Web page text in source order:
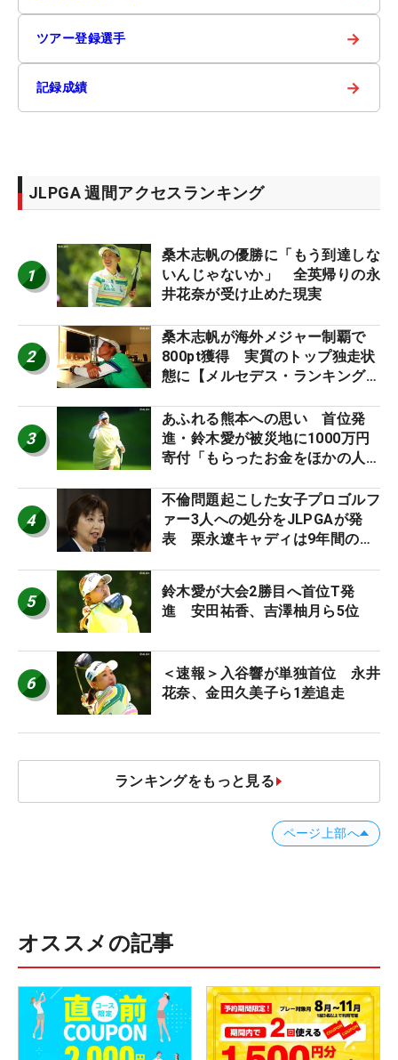
ツアー登録選手 →
記録成績 →
JLPGA 週間アクセスランキング
1
桑木志帆の優勝に「もう到達しな
いんじゃないか」 全英帰りの永
井花奈が受け止めた現実
2
桑木志帆が海外メジャー制覇で
800pt獲得 実質のトップ独走状
態に【メルセデス・ランキング番
3
あふれる熊本への思い 首位発
進・鈴木愛が被災地に1000万円
寄付「もらったお金をほかの人
4
不倫問題起こした女子プロゴルフ
ァー3人への処分をJLPGAが発
表 栗永遼キャディは9年間の立
5
鈴木愛が大会2勝目へ首位T発
進 安田祐香、吉澤柚月ら5位
6
＜速報＞入谷響が単独首位 永井
花奈、金田久美子ら1差追走
ランキングをもっと見る
ページ上部へ
オススメの記事